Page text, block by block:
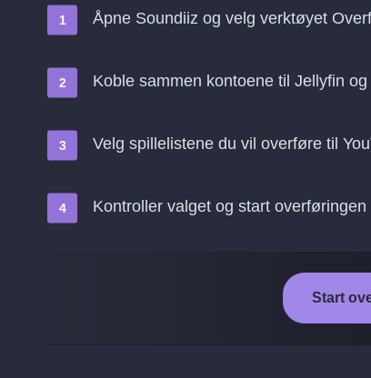
Åpne Soundiiz og velg verktøyet
Koble sammen kontoene til Jellyfin og
Velg spillelistene du vil overføre til
Kontroller valget og start overføringen
Start